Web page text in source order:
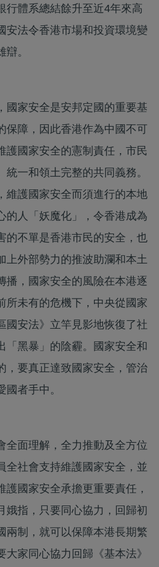
行體系總結餘升至近4年來高
安法令香港市場和投資環境變
。
國家安全是安邦定國的重要基
保障，因此香港作為中國不可
護國家安全的憲制責任，市民
一和領土完整的共同義務。
維護國家安全而須進行的本地
的人「妖魔化」，令香港成為
的不單是香港市民的安全，也
上外部勢力的推波助瀾和本土
播，國家安全的風險在本港逐
所未有的危機下，中央從國家
國安法》立竿見影地恢復了社
「黑暴」的陰霾。國家安全和
，要真正達致國家安全，管治
者手中。
全面理解，全力推動及全方位
全社會支持維護國家安全，並
護國家安全承擔更重要責任，
娥指，只要同心協力，回歸初
兩制，就可以保障本港長期繁
家同心協力回歸《基本法》